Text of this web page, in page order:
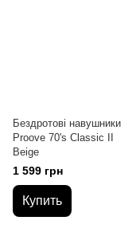
Бездротові навушники
Proove 70's Classic II
Beige
1 599 грн
Купить